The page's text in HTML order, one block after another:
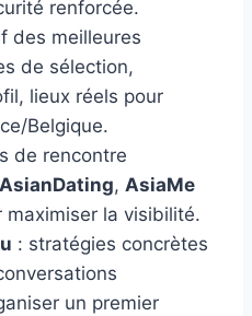
renforcée.
des meilleures
de sélection,
lieux réels pour
Belgique.
de rencontre
AsianDating, AsiaMe
maximiser la visibilité.
: stratégies concrètes
un premier